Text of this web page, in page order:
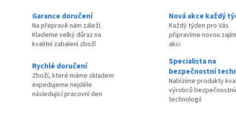
Garance doručení
Na přepravě nám záleží.
Klademe velký důraz na
kvalitní zabalení zboží
Nová akce každý
Každý týden pro Vás
připravíme novou
akci
Rychlé doručení
Zboží, které máme skladem
expedujeme nejdéle
následující pracovní den
Specialista na
bezpečnostní
Nabízíme produkty
výrobců
technologií